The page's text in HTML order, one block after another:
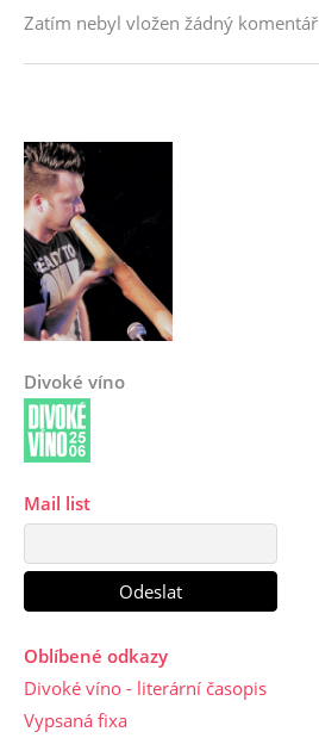
Zatím nebyl vložen žádný komentář
Divoké víno
Mail list
Oblíbené odkazy
Divoké víno - literární časopis
Vypsaná fixa